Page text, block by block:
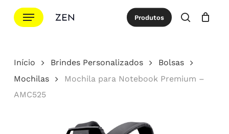
para
principal
Menu Produtos
procurar
Cotação Close
Início Brindes Personalizados
Bolsas
Mochilas
Mochila para Notebook Premium –
AMC525